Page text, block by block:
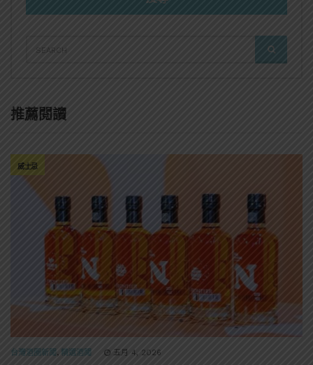
FOR:
SEARCH
推薦閱讀
威士忌
台灣酒圈新聞 , 精選酒聞 五月 4, 2026